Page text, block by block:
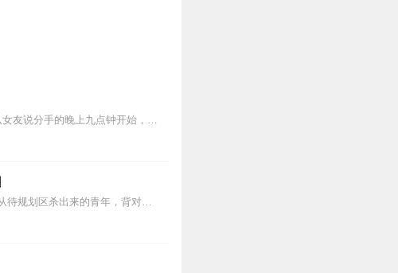
稳定日更5集，不定期爆更，AI主播良心又迷人，订阅追更不迷路！【内容简介】从女友说分手的晚上九点钟开始，赵旭就一个人来到黄石公园里边铭心自问，期盼在...
【内容简介】灾变过后，大地满目疮痍。粮食匮乏，资源紧俏，局势混乱……一位从待规划区杀出来的青年，背对着漫天黄沙，孤身来到九区谋生，却不曾想偶然结识三五好友，一念...